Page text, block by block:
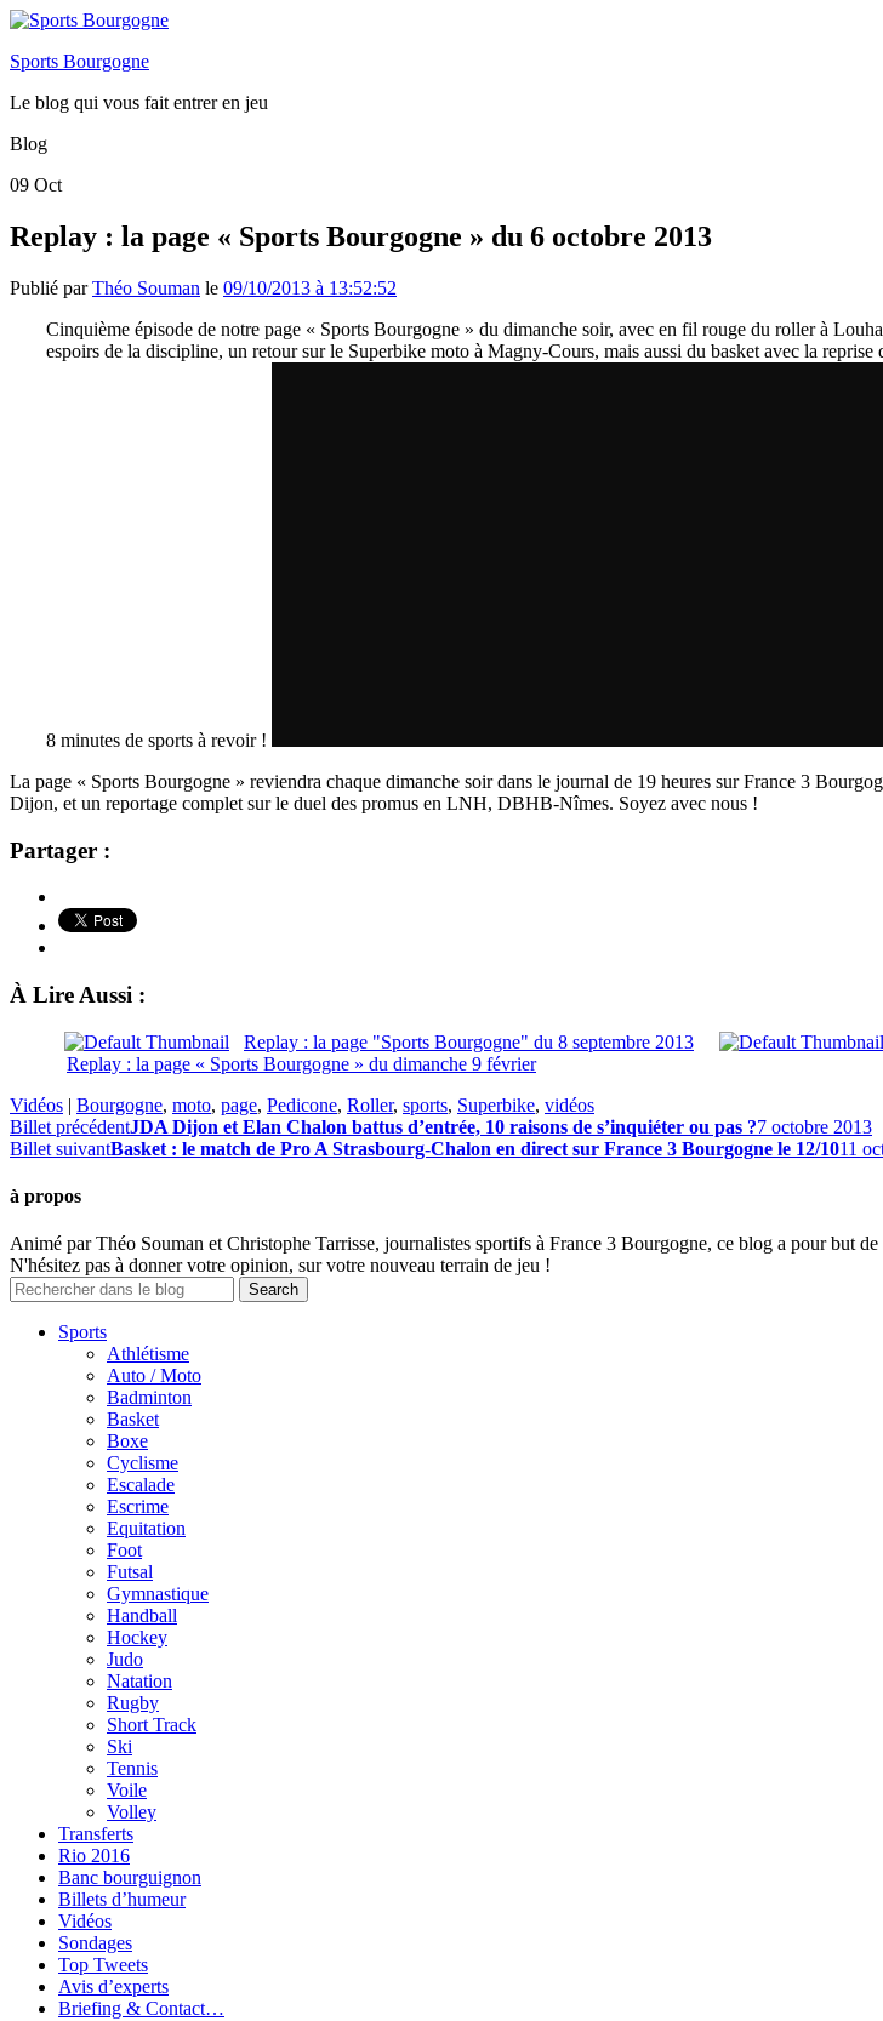
Sports Bourgogne
Le blog qui vous fait entrer en jeu
Blog
09 Oct
Replay : la page « Sports Bourgogne » du 6 octobre 2013
Publié parThéo Souman le 09/10/2013 à 13:52:52
Cinquième épisode de notre page « Sports Bourgogne » du dimanche soir, avec en fil rouge du roller à
espoirs de la discipline, un retour sur le Superbike moto à Magny-Cours, mais aussi du basket avec la
8 minutes de sports à revoir !
La page « Sports Bourgogne » reviendra chaque dimanche soir dans le journal de 19 heures sur France 3
Dijon, et un reportage complet sur le duel des promus en LNH, DBHB-Nîmes. Soyez avec nous !
Partager :
À Lire Aussi :
Replay : la page "Sports Bourgogne" du 8 septembre 2013
Replay : la page « Sports Bourgogne » du dimanche 9 février
Vidéos | Bourgogne, moto, page, Pedicone, Roller, sports, Superbike, vidéos
Billet précédentJDA Dijon et Elan Chalon battus d’entrée, 10 raisons de s’inquiéter ou pas ?7 octobre 2013
Billet suivantBasket : le match de Pro A Strasbourg-Chalon en direct sur France 3 Bourgogne le 12/1011
à propos
Animé par Théo Souman et Christophe Tarrisse, journalistes sportifs à France 3 Bourgogne, ce blog a pour but
N'hésitez pas à donner votre opinion, sur votre nouveau terrain de jeu !
Sports
Athlétisme
Auto / Moto
Badminton
Basket
Boxe
Cyclisme
Escalade
Escrime
Equitation
Foot
Futsal
Gymnastique
Handball
Hockey
Judo
Natation
Rugby
Short Track
Ski
Tennis
Voile
Volley
Transferts
Rio 2016
Banc bourguignon
Billets d’humeur
Vidéos
Sondages
Top Tweets
Avis d’experts
Briefing & Contact…